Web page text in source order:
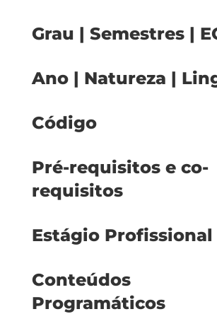
Grau | Semestres |
Ano | Natureza |
Código
Pré-requisitos e co-
requisitos
Estágio Profissional
Conteúdos
Programáticos